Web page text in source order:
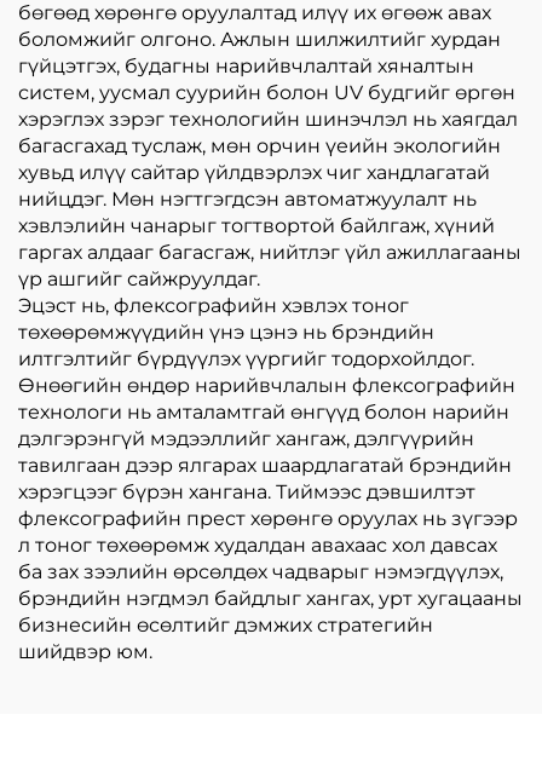
бөгөөд хөрөнгө оруулалтад илүү их өгөөж авах
боломжийг олгоно. Ажлын шилжилтийг хурдан
гүйцэтгэх, будагны нарийвчлалтай хяналтын
систем, уусмал суурийн болон UV будгийг өргөн
хэрэглэх зэрэг технологийн шинэчлэл нь хаягдал
багасгахад туслаж, мөн орчин үеийн экологийн
хувьд илүү сайтар үйлдвэрлэх чиг хандлагатай
нийцдэг. Мөн нэгтгэгдсэн автоматжуулалт нь
хэвлэлийн чанарыг тогтвортой байлгаж, хүний
гаргах алдааг багасгаж, нийтлэг үйл ажиллагааны
үр ашгийг сайжруулдаг.
Эцэст нь, флексографийн хэвлэх тоног
төхөөрөмжүүдийн үнэ цэнэ нь брэндийн
илтгэлтийг бүрдүүлэх үүргийг тодорхойлдог.
Өнөөгийн өндөр нарийвчлалын флексографийн
технологи нь амталамтгай өнгүүд болон нарийн
дэлгэрэнгүй мэдээллийг хангаж, дэлгүүрийн
тавилгаан дээр ялгарах шаардлагатай брэндийн
хэрэгцээг бүрэн хангана. Тиймээс дэвшилтэт
флексографийн прест хөрөнгө оруулах нь зүгээр
л тоног төхөөрөмж худалдан авахаас хол давсах
ба зах зээлийн өрсөлдөх чадварыг нэмэгдүүлэх,
брэндийн нэгдмэл байдлыг хангах, урт хугацааны
бизнесийн өсөлтийг дэмжих стратегийн
шийдвэр юм.